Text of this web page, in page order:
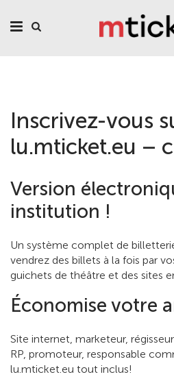
Inscrivez-vous
lu.mticket.eu –
Version
institution !
Un système complet de
vendrez des billets à la fois par
guichets de théâtre et des sites
Économise votre
Site internet, marketeur,
RP, promoteur, responsable
lu.mticket.eu tout inclus!